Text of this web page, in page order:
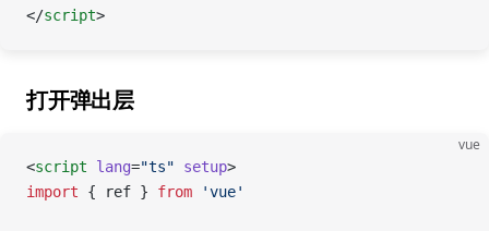
</script>
打开弹出层
vue
<script lang="ts" setup>
import { ref } from 'vue'